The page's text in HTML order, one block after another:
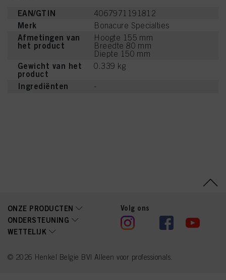
EAN/GTIN 4067971191812
Merk Bonacure Specialties
Afmetingen van
het product
Hoogte 155 mm
Breedte 80 mm
Diepte 150 mm
Gewicht van het
product
0.339 kg
Ingrediënten -
ONZE PRODUCTEN
ONDERSTEUNING
WETTELIJK
Volg ons
© 2026 Henkel Belgie BV| Alleen voor professionals.